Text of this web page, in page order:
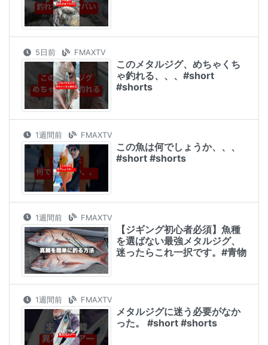
5日前 FMAXTV
このメタルジグ、めちゃくち
ゃ釣れる、、、#short
#shorts
1週間前 FMAXTV
この魚は何でしょうか、、、
#short #shorts
1週間前 FMAXTV
【ジギング初心者必須】魚種
を選ばない最強メタルジグ、
迷ったらこれ一択です。#青物
1週間前 FMAXTV
メタルジグに迷う必要がなか
った。 #short #shorts